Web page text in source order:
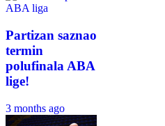
ABA liga
Partizan saznao
termin
polufinala ABA
lige!
3 months ago